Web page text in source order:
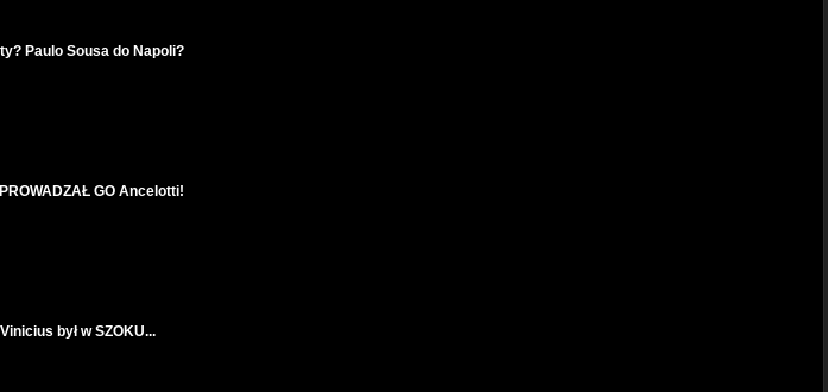
Paulo Sousa do Napoli?
GO Ancelotti!
był w SZOKU...